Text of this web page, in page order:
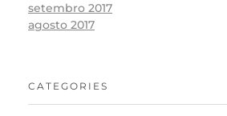
setembro 2017
agosto 2017
CATEGORIES